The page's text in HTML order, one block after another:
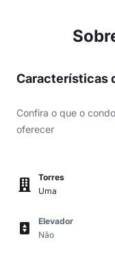
Características
Confira o que o
oferecer
Torres
Uma
Elevador
Não